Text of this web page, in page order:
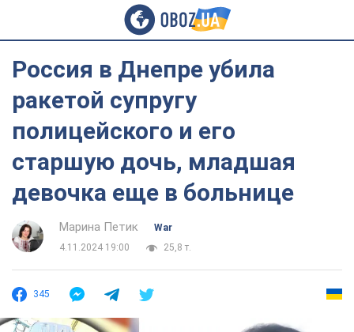
Россия в Днепре убила
ракетой супругу
полицейского и его
старшую дочь, младшая
девочка еще в больнице
Марина Петик
War
4.11.2024 19:00
25,8 т.
345